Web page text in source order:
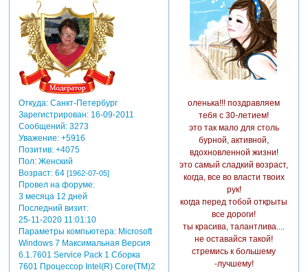
Откуда:Санкт-Петербург
Зарегистрирован: 16-09-2011
Сообщений:3273
Уважение: +5916
Позитив: +4075
Пол:Женский
Возраст:64 [1962-07-05]
Провел на форуме:
3 месяца 12 дней
Последний визит:
25-11-2020 11:01:10
Параметры компьютера:Microsoft
Windows 7 Максимальная Версия
6.1.7601 Service Pack 1 Сборка
7601 Процессор Intel(R) Core(TM)2
оленька!!! поздравляем
тебя с 30-летием!
это так мало для столь
бурной, активной,
вдохновленной жизни!
это самый сладкий возраст,
когда, все во власти твоих
рук!
когда перед тобой открыты
все дороги!
ты красива, талантлива....
не оставайся такой!
стремись к большему
-лучшему!